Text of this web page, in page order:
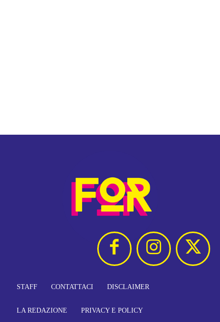
STAFF CONTATTACI DISCLAIMER
LA REDAZIONE PRIVACY E POLICY